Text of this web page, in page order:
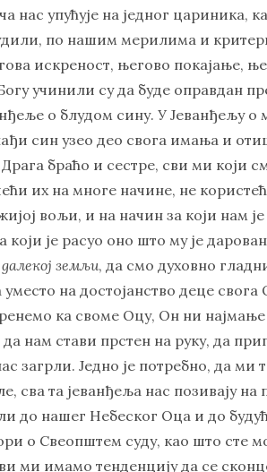
нас упућује на једног цариника,
по нашим мерилима и
искреност, његово покајање,
учинили су да буде оправдан
о блудом сину. У Јеванђељу
син узео део свога имања и
браћо и сестре, сви ми који
их на многе начине, не
вољи, и на начин за који нам
је расуо оно што му је
далекој земљи, да смо духовно
на достојанство деце свога
ка своме Оцу, Он ни
нам стави прстен на руку, да
загрли. Једно је потребно, да
сва та јеванђеља нас позивају на
до нашег Небеског Оца и до
о Свеопштем суду, као што сте
ми имамо тенденцију да се